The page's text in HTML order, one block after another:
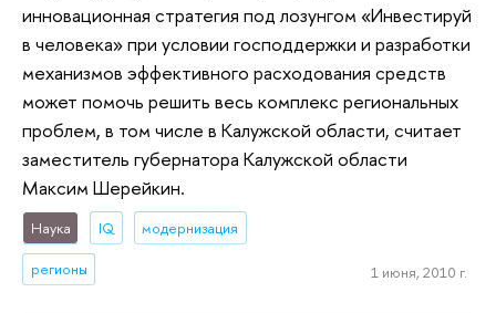
инновационная стратегия под лозунгом «Инвестируй
в человека» при условии господдержки и разработки
механизмов эффективного расходования средств
может помочь решить весь комплекс региональных
проблем, в том числе в Калужской области, считает
заместитель губернатора Калужской области
Максим Шерейкин.
Наука IQ модернизация
регионы 1 июня, 2010 г.